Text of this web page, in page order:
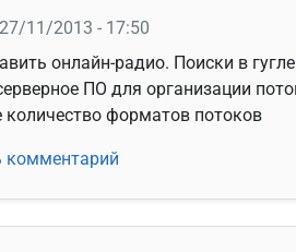
11/2013 - 17:50
онлайн-радио. Поиски в
ПО для организации
форматов потоков
комментарий